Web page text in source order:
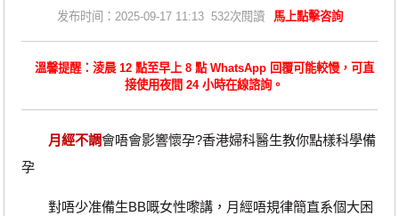
发布时间：2025-09-17 11:13 532次閱讀 馬上點擊咨詢
溫馨提醒：淩晨 12 點至早上 8 點 WhatsApp 回覆可能較慢，可直
接使用夜間 24 小時在線諮詢。
月經不調會唔會影響懷孕?香港婦科醫生教你點樣科學備
孕
對唔少准備生BB嘅女性嚟講，月經唔規律簡直系個大困